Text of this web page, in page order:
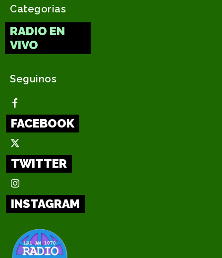
Categorias
RADIO EN
VIVO
Seguinos
FACEBOOK
TWITTER
INSTAGRAM